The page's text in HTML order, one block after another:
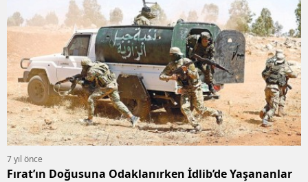
7 yıl önce
Fırat’ın Doğusuna Odaklanırken İdlib’de Yaşananlar